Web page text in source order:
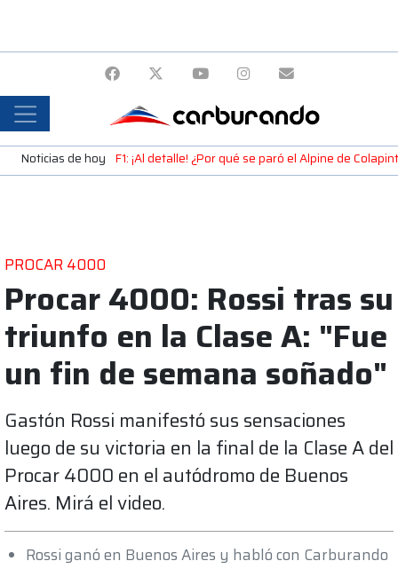
Noticias de hoy F1: ¡Al detalle! ¿Por qué se paró el Alpine de
PROCAR 4000
Procar 4000: Rossi tras su
triunfo en la Clase A: "Fue
un fin de semana soñado"
Gastón Rossi manifestó sus sensaciones
luego de su victoria en la final de la Clase A del
Procar 4000 en el autódromo de Buenos
Aires. Mirá el video.
Rossi ganó en Buenos Aires y habló con Carburando